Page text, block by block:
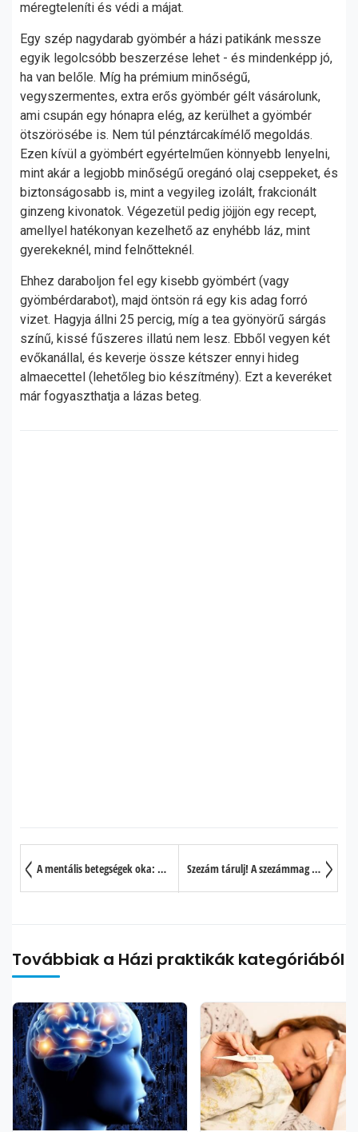
méregteleníti és védi a májat.
Egy szép nagydarab gyömbér a házi patikánk messze
egyik legolcsóbb beszerzése lehet - és mindenképp jó,
ha van belőle. Míg ha prémium minőségű,
vegyszermentes, extra erős gyömbér gélt vásárolunk,
ami csupán egy hónapra elég, az kerülhet a gyömbér
ötszörösébe is. Nem túl pénztárcakímélő megoldás.
Ezen kívül a gyömbért egyértelműen könnyebb lenyelni,
mint akár a legjobb minőségű oregánó olaj cseppeket, és
biztonságosabb is, mint a vegyileg izolált, frakcionált
ginzeng kivonatok. Végezetül pedig jöjjön egy recept,
amellyel hatékonyan kezelhető az enyhébb láz, mint
gyerekeknél, mind felnőtteknél.
Ehhez daraboljon fel egy kisebb gyömbért (vagy
gyömbérdarabot), majd öntsön rá egy kis adag forró
vizet. Hagyja állni 25 percig, míg a tea gyönyörű sárgás
színű, kissé fűszeres illatú nem lesz. Ebből vegyen két
evőkanállal, és keverje össze kétszer ennyi hideg
almaecettel (lehetőleg bio készítmény). Ezt a keveréket
már fogyaszthatja a lázas beteg.
A mentális betegségek oka: a kenyér és más táplálékok? Szezám tárulj! A szezámmag 10 egészségre gyakorolt jótékony hatása
Továbbiak a Házi praktikák kategóriából